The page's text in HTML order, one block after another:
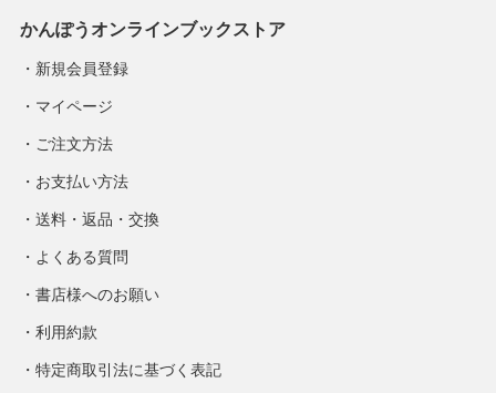
かんぽうオンラインブックストア
新規会員登録
マイページ
ご注文方法
お支払い方法
送料・返品・交換
よくある質問
書店様へのお願い
利用約款
特定商取引法に基づく表記